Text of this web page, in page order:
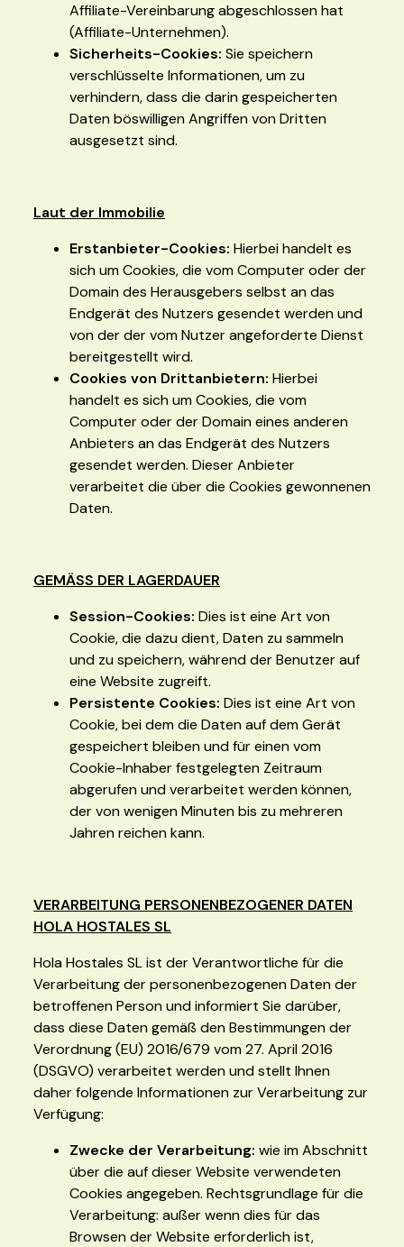
Affiliate-Vereinbarung abgeschlossen hat
(Affiliate-Unternehmen).
Sicherheits-Cookies: Sie speichern
verschlüsselte Informationen, um zu
verhindern, dass die darin gespeicherten
Daten böswilligen Angriffen von Dritten
ausgesetzt sind.
Laut der Immobilie
Erstanbieter-Cookies: Hierbei handelt es
sich um Cookies, die vom Computer oder der
Domain des Herausgebers selbst an das
Endgerät des Nutzers gesendet werden und
von der der vom Nutzer angeforderte Dienst
bereitgestellt wird.
Cookies von Drittanbietern: Hierbei
handelt es sich um Cookies, die vom
Computer oder der Domain eines anderen
Anbieters an das Endgerät des Nutzers
gesendet werden. Dieser Anbieter
verarbeitet die über die Cookies gewonnenen
Daten.
GEMÄSS DER LAGERDAUER
Session-Cookies: Dies ist eine Art von
Cookie, die dazu dient, Daten zu sammeln
und zu speichern, während der Benutzer auf
eine Website zugreift.
Persistente Cookies: Dies ist eine Art von
Cookie, bei dem die Daten auf dem Gerät
gespeichert bleiben und für einen vom
Cookie-Inhaber festgelegten Zeitraum
abgerufen und verarbeitet werden können,
der von wenigen Minuten bis zu mehreren
Jahren reichen kann.
VERARBEITUNG PERSONENBEZOGENER DATEN
HOLA HOSTALES SL
Hola Hostales SL ist der Verantwortliche für die
Verarbeitung der personenbezogenen Daten der
betroffenen Person und informiert Sie darüber,
dass diese Daten gemäß den Bestimmungen der
Verordnung (EU) 2016/679 vom 27. April 2016
(DSGVO) verarbeitet werden und stellt Ihnen
daher folgende Informationen zur Verarbeitung zur
Verfügung:
Zwecke der Verarbeitung: wie im Abschnitt
über die auf dieser Website verwendeten
Cookies angegeben. Rechtsgrundlage für die
Verarbeitung: außer wenn dies für das
Browsen der Website erforderlich ist,